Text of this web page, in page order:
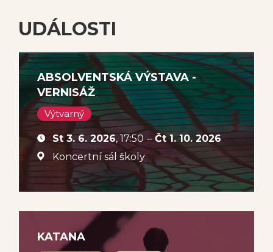
UDÁLOSTI
ABSOLVENTSKÁ VÝSTAVA -
VERNISÁŽ
Výtvarný
St 3. 6. 2026, 17:50 – Čt 1. 10. 2026
Koncertní sál školy
KATANA